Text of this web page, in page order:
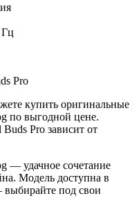
Pro
купить оригинальные
по выгодной цене.
Pro зависит от
— удачное сочетание
Модель доступна в
под свои